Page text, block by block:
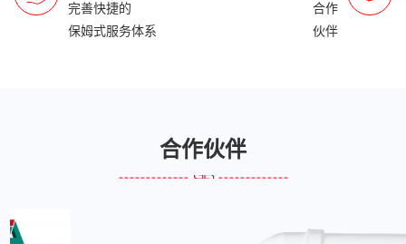
完善快捷的
保姆式服务体系
合作
伙伴
合作伙伴